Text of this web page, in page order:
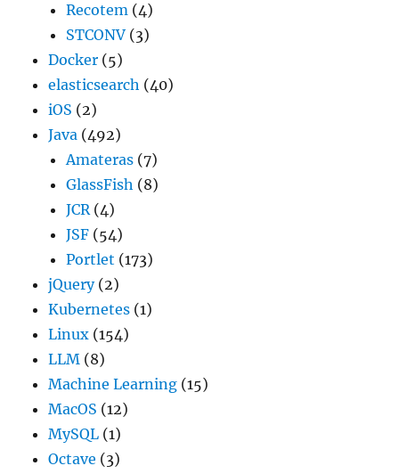
Recotem (4)
STCONV (3)
Docker (5)
elasticsearch (40)
iOS (2)
Java (492)
Amateras (7)
GlassFish (8)
JCR(4)
JSF (54)
Portlet (173)
jQuery(2)
Kubernetes (1)
Linux (154)
LLM (8)
Machine Learning (15)
MacOS (12)
MySQL (1)
Octave (3)